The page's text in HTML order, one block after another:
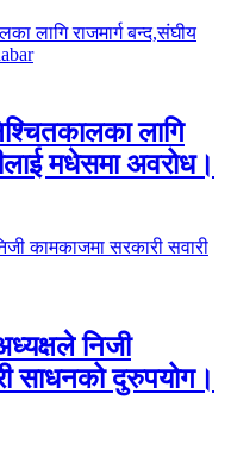
लागि
मधेसमा अवरोध।
निजी
साधनको दुरुपयोग।